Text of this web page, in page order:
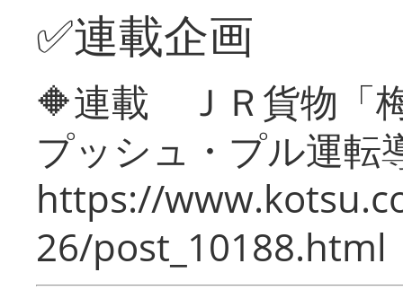
✅連載企画
🔶連載 ＪＲ貨物「
プッシュ・プル運転
https://
26/post_10188.html